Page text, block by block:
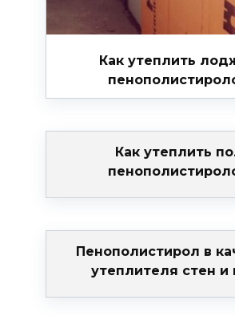
Как утеплить
Как утеплить
Пенополистирол в
утеплителя стен и